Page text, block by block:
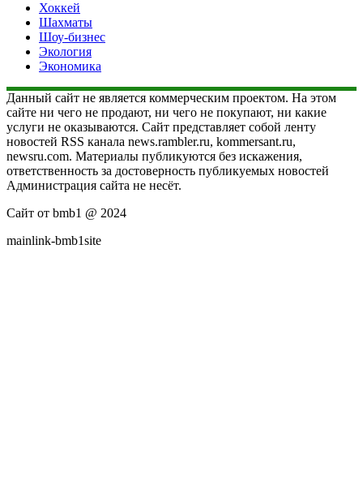
Хоккей
Шахматы
Шоу-бизнес
Экология
Экономика
Данный сайт не является коммерческим проектом. На этом
сайте ни чего не продают, ни чего не покупают, ни какие
услуги не оказываются. Сайт представляет собой ленту
новостей RSS канала news.rambler.ru, kommersant.ru,
newsru.com. Материалы публикуются без искажения,
ответственность за достоверность публикуемых новостей
Администрация сайта не несёт.
Сайт от bmb1 @ 2024
mainlink-bmb1site